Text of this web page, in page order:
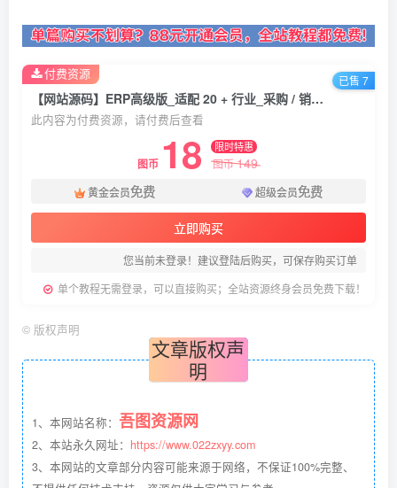
【网站源码】ERP高级版_适配 20 + 行业_采购 / 销售 / 库存 / 资金 / 生产一体化管理系统
此内容为付费资源，请付费后查看
图币 18 限时特惠
图币149
黄金会员免费 超级会员免费
立即购买
您当前未登录！建议登陆后购买，可保存购买订单
单个教程无需登录，可以直接购买；全站资源终身会员免费下载！
付费资源 已售 7
© 版权声明
文章版权声
明
1、本网站名称： 吾图资源网
2、本站永久网址： https://www.022zxyy.com
3、本网站的文章部分内容可能来源于网络，不保证100%完整、